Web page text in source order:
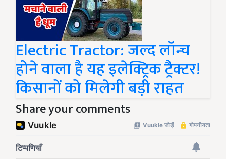
Electric Tractor: जल्द लॉन्च
होने वाला है यह इलेक्ट्रिक ट्रैक्टर!
किसानों को मिलेगी बड़ी राहत
Share your comments